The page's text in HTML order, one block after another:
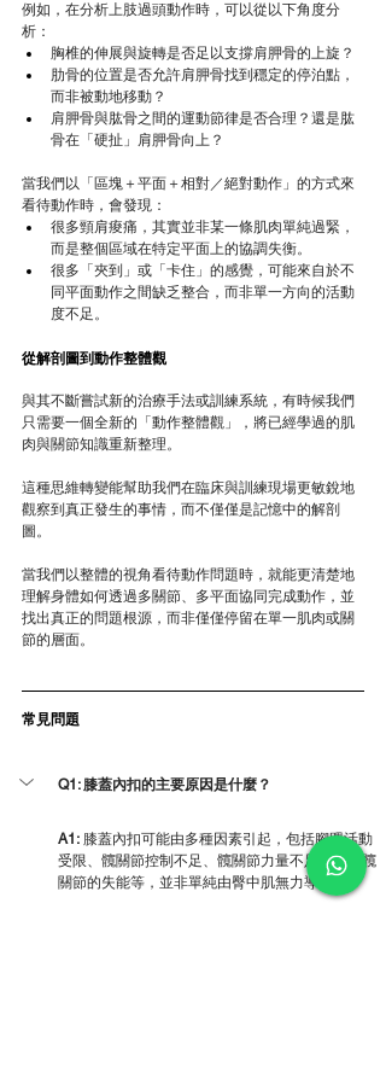
例如，在分析上肢過頭動作時，可以從以下角度分
析：
胸椎的伸展與旋轉是否足以支撐肩胛骨的上旋？
肋骨的位置是否允許肩胛骨找到穩定的停泊點，
而非被動地移動？
肩胛骨與肱骨之間的運動節律是否合理？還是肱
骨在「硬扯」肩胛骨向上？
當我們以「區塊＋平面＋相對／絕對動作」的方式來
看待動作時，會發現：
很多頸肩痠痛，其實並非某一條肌肉單純過緊，
而是整個區域在特定平面上的協調失衡。
很多「夾到」或「卡住」的感覺，可能來自於不
同平面動作之間缺乏整合，而非單一方向的活動
度不足。
從解剖圖到動作整體觀
與其不斷嘗試新的治療手法或訓練系統，有時候我們
只需要一個全新的「動作整體觀」，將已經學過的肌
肉與關節知識重新整理。
這種思維轉變能幫助我們在臨床與訓練現場更敏銳地
觀察到真正發生的事情，而不僅僅是記憶中的解剖
圖。
當我們以整體的視角看待動作問題時，就能更清楚地
理解身體如何透過多關節、多平面協同完成動作，並
找出真正的問題根源，而非僅僅停留在單一肌肉或關
節的層面。
常見問題
Q1: 膝蓋內扣的主要原因是什麼？
A1: 膝蓋內扣可能由多種因素引起，包括腳踝活動
受限、髖關節控制不足、髖關節力量不足或對側髖
關節的失能等，並非單純由臀中肌無力導致。